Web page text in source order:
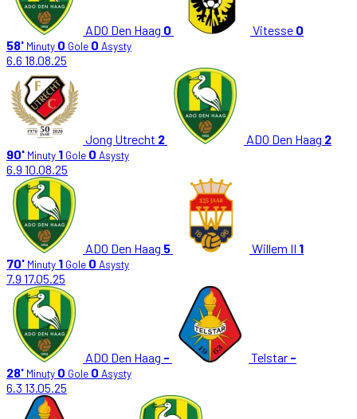
ADO Den Haag 0 Vitesse 0
58' Minuty 0 Gole 0 Asysty
6.6 18.08.25
Jong Utrecht 2 ADO Den Haag 2
90' Minuty 1 Gole 0 Asysty
6.9 10.08.25
ADO Den Haag 5 Willem II 1
70' Minuty 1 Gole 0 Asysty
7.9 17.05.25
ADO Den Haag - Telstar -
28' Minuty 0 Gole 0 Asysty
6.3 13.05.25